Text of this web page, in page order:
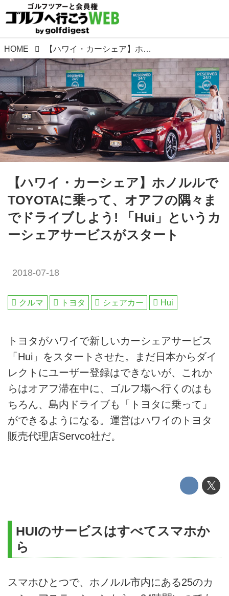
HOME 【ハワイ・カーシェア】ホノルルでTOYOTAに乗って、オアフの隅々までドライブしよう! 「Hui」というカーシェアサービスがスタート
【ハワイ・カーシェア】ホノルルで
TOYOTAに乗って、オアフの隅々ま
でドライブしよう! 「Hui」というカ
ーシェアサービスがスタート
2018-07-18
クルマ トヨタ シェアカー Hui
トヨタがハワイで新しいカーシェアサービス
「Hui」をスタートさせた。まだ日本からダイ
レクトにユーザー登録はできないが、これか
らはオアフ滞在中に、ゴルフ場へ行くのはも
ちろん、島内ドライブも「トヨタに乗って」
ができるようになる。運営はハワイのトヨタ
販売代理店Servco社だ。
HUIのサービスはすべてスマホか
ら
スマホひとつで、ホノルル市内にある25のカ